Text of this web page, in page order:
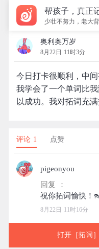
帮孩子，真正
少壮不努力，老大
奥利奥万岁
8月22日 11时3分
今日打卡很顺利，中
我学会了一个单词比
以成功。我对拓词充
评论 1 点赞
pigeonyou
回复 ：
8月22日 11时16分
打开［拓词